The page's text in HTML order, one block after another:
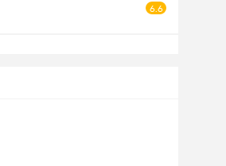
6.6